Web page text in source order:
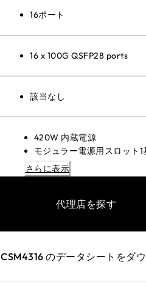
16ポート
16 x 100G QSFP28 ports
該当なし
420W 内蔵電源
モジュラー電源用スロット1
APS600Wv3、
れも使用可能
(NSF)とヒットレスフェイ
ルーティングに対応
Engage ControllerがAV導
さらに表示
代理店を探す
CSM4316 のデータシートをダ